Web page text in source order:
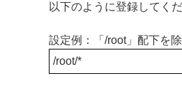
以下のように登録してくだ
設定例：「/root」配下を
/root/*